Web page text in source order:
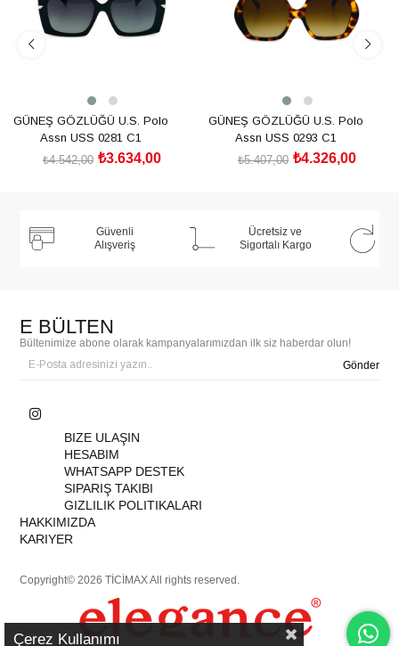
GÜNEŞ GÖZLÜĞÜ U.S. Polo
Assn USS 0281 C1
₺3.634,00
₺4.542,00
GÜNEŞ GÖZLÜĞÜ U.S. Polo
Assn USS 0293 C1
₺4.326,00
₺5.407,00
Güvenli
Alışveriş
Ücretsiz ve
Sigortalı Kargo
E BÜLTEN
Bültenimize abone olarak kampanyalarımızdan ilk siz haberdar olun!
Gönder
BIZE ULAŞIN
HESABIM
WHATSAPP DESTEK
SIPARIŞ TAKIBI
GIZLILIK POLITIKALARI
HAKKIMIZDA
KARIYER
Copyright© 2026 TİCİMAX All rights reserved.
Çerez Kullanımı